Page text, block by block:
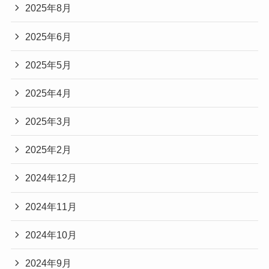
2025年8月
2025年6月
2025年5月
2025年4月
2025年3月
2025年2月
2024年12月
2024年11月
2024年10月
2024年9月